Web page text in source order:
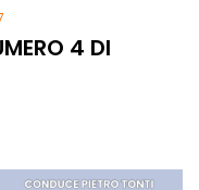
4 DI